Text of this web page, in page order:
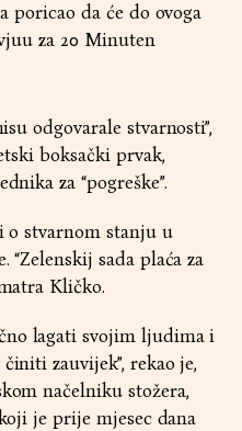
poricao da će do ovoga
za 20 Minuten
odgovarale stvarnosti”,
boksački prvak,
za “pogreške”.
o stvarnom stanju u
sada plaća za
Kličko.
lagati svojim ljudima i
zauvijek”, rekao je,
načelniku stožera,
je prije mjesec dana